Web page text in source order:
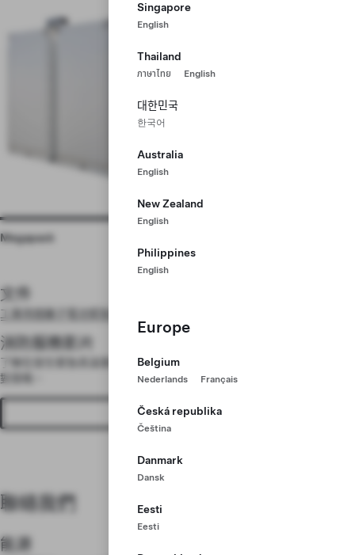
Singapore
English
Thailand
ภาษาไทย English
대한민국
한국어
Australia
English
New Zealand
English
Philippines
English
Europe
Belgium
Nederlands Français
Česká republika
Čeština
Danmark
Dansk
Eesti
Eesti
Megapack
文件
工業用鋰離子電池緊急應對指南
消防服務影片
了解在發生緊急高溫事件時，對Powerpack 或 Megapack 的建議安全應
對策略。
查看影片
聯絡我們
能源